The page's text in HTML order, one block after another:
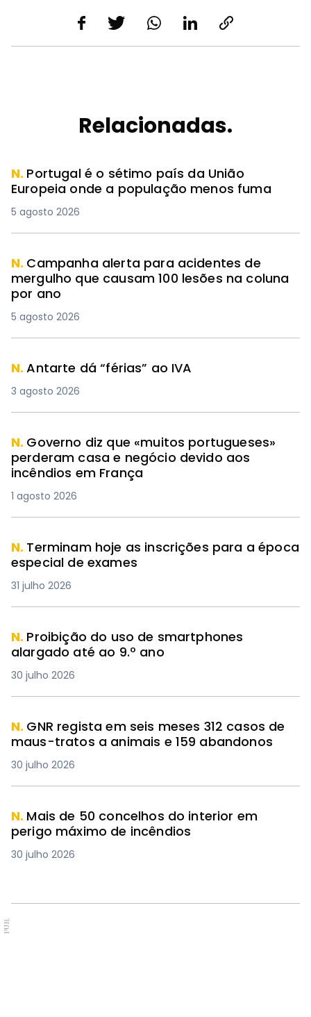
Relacionadas.
N. Portugal é o sétimo país da União
Europeia onde a população menos fuma
5 agosto 2026
N. Campanha alerta para acidentes de
mergulho que causam 100 lesões na coluna
por ano
5 agosto 2026
N.Antarte dá “férias” ao IVA
3 agosto 2026
N. Governo diz que «muitos portugueses»
perderam casa e negócio devido aos
incêndios em França
1 agosto 2026
N. Terminam hoje as inscrições para a época
especial de exames
31 julho 2026
N. Proibição do uso de smartphones
alargado até ao 9.º ano
30 julho 2026
N. GNR regista em seis meses 312 casos de
maus-tratos a animais e 159 abandonos
30 julho 2026
N. Mais de 50 concelhos do interior em
perigo máximo de incêndios
30 julho 2026
PUB.